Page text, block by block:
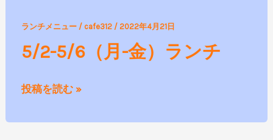
営
業
間
お
ランチメニュー/ cafe312 / 2022年4月21日
5/2-5/6（月-金）ランチ
5/6（月-
金）
ン
投稿を読む »